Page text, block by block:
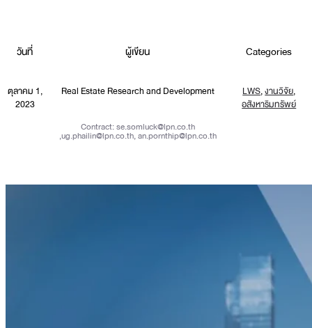
วันที่
ตุลาคม 1,
2023
ผู้เขียน
Real Estate Research and Development
Contract:se.somluck@lpn.co.th
,ug.phailin@lpn.co.th,an.pornthip@lpn.co.th
Categories
LWS,งานวิจัย,
อสังหาริมทรัพย์